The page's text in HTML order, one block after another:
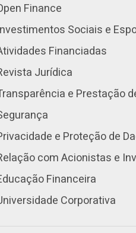
Finance
Sociais e
Financiadas
Jurídica
e Prestação
e Proteção de
com Acionistas e
Financeira
Corporativa